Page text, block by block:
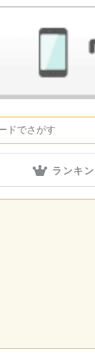
ランキ